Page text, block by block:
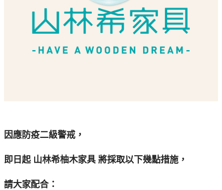
因應防疫二級警戒，
即日起 山林希柚木家具 將採取以下幾點措施，
請大家配合：